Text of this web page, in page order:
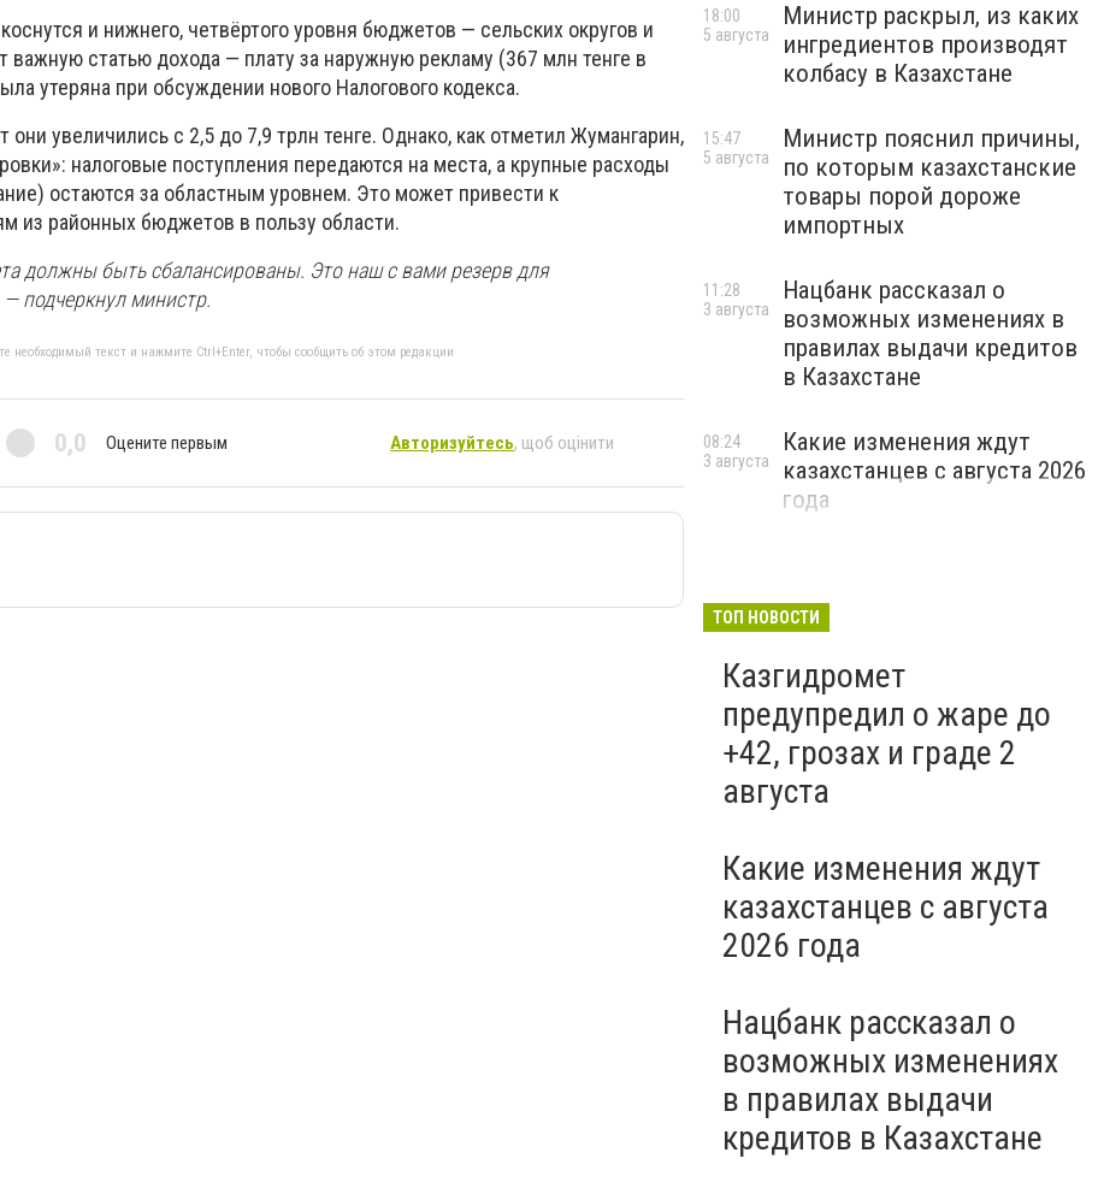
и нижнего, четвёртого уровня бюджетов — сельских округов и
важную статью дохода — плату за наружную рекламу (367 млн тенге в
утеряна при обсуждении нового Налогового кодекса.
они увеличились с 2,5 до 7,9 трлн тенге. Однако, как отметил Жумангарин,
налоговые поступления передаются на места, а крупные расходы
остаются за областным уровнем. Это может привести к
из районных бюджетов в пользу области.
должны быть сбалансированы. Это наш с вами резерв для
подчеркнул министр.
необходимый текст и нажмите Ctrl+Enter, чтобы сообщить об этом редакции
0,0 Оцените первым Авторизуйтесь, щоб оцінити
Министр раскрыл, из каких
ингредиентов производят
колбасу в Казахстане
18:00
5 августа
Министр пояснил причины,
по которым казахстанские
товары порой дороже
импортных
15:47
5 августа
Нацбанк рассказал о
возможных изменениях в
правилах выдачи кредитов
в Казахстане
11:28
3 августа
Какие изменения ждут
казахстанцев с августа 2026
года
08:24
3 августа
ТОП НОВОСТИ
Казгидромет
предупредил о жаре до
+42, грозах и граде 2
августа
Какие изменения ждут
казахстанцев с августа
2026 года
Нацбанк рассказал о
возможных изменениях
в правилах выдачи
кредитов в Казахстане